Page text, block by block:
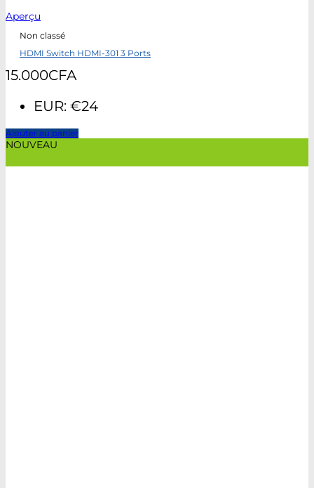
Aperçu
Non classé
HDMI Switch HDMI-301 3 Ports
15.000CFA
EUR: €24
Ajouter au panier
NOUVEAU